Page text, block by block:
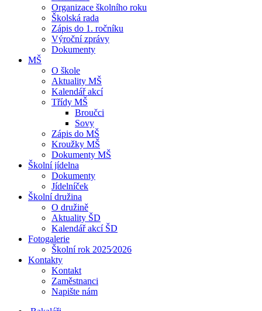
Organizace školního roku
Školská rada
Zápis do 1. ročníku
Výroční zprávy
Dokumenty
MŠ
O škole
Aktuality MŠ
Kalendář akcí
Třídy MŠ
Broučci
Sovy
Zápis do MŠ
Kroužky MŠ
Dokumenty MŠ
Školní jídelna
Dokumenty
Jídelníček
Školní družina
O družině
Aktuality ŠD
Kalendář akcí ŠD
Fotogalerie
Školní rok 2025⁄2026
Kontakty
Kontakt
Zaměstnanci
Napište nám